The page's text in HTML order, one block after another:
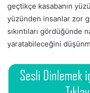
geçtikçe kasabanın
yüzünden insanlar zor
sıkıntıları gördüğünde
yaratabileceğini